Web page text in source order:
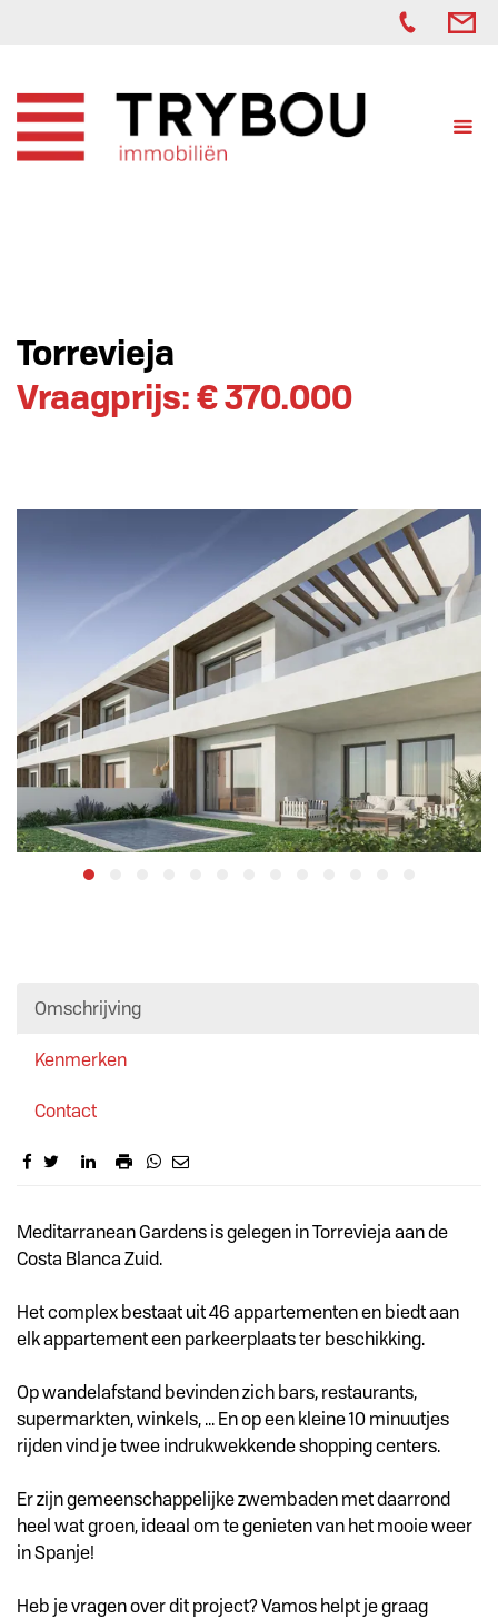
Torrevieja
Vraagprijs: € 370.000
Omschrijving
Kenmerken
Contact
Omschrijving
Meditarranean Gardens is gelegen in Torrevieja aan de
Costa Blanca Zuid.
Het complex bestaat uit 46 appartementen en biedt aan
elk appartement een parkeerplaats ter beschikking.
Op wandelafstand bevinden zich bars, restaurants,
supermarkten, winkels, ... En op een kleine 10 minuutjes
rijden vind je twee indrukwekkende shopping centers.
Er zijn gemeenschappelijke zwembaden met daarrond
heel wat groen, ideaal om te genieten van het mooie weer
in Spanje!
Heb je vragen over dit project? Vamos helpt je graag